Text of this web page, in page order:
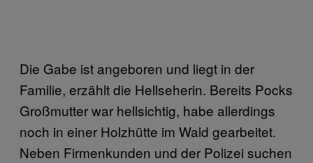
Die Gabe ist angeboren und liegt in der
Familie, erzählt die Hellseherin. Bereits Pocks
Großmutter war hellsichtig, habe allerdings
noch in einer Holzhütte im Wald gearbeitet.
Neben Firmenkunden und der Polizei suchen